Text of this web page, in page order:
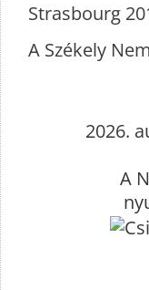
Strasbourg
A Székely
2026.
A